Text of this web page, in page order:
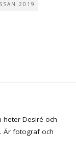
2019
heter Desiré och
Är fotograf och